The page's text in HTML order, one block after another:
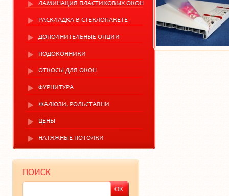
ЛАМИНАЦИЯ ПЛАСТИКОВЫХ ОКОН
РАСКЛАДКА В СТЕКЛОПАКЕТЕ
ДОПОЛНИТЕЛЬНЫЕ ОПЦИИ
ПОДОКОННИКИ
ОТКОСЫ ДЛЯ ОКОН
ФУРНИТУРА
ЖАЛЮЗИ, РОЛЬСТАВНИ
ЦЕНЫ
НАТЯЖНЫЕ ПОТОЛКИ
ПОИСК